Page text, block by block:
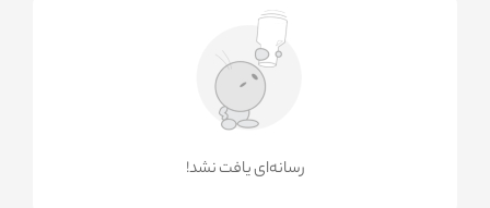
!رسانه‌ای یافت نشد